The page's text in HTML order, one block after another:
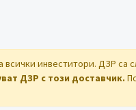
инвеститори. ДЗР са
ДЗР с този доставчик.